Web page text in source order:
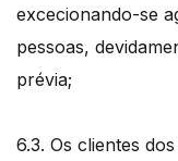
excecionando-se
pessoas,
prévia;
6.3. Os clientes